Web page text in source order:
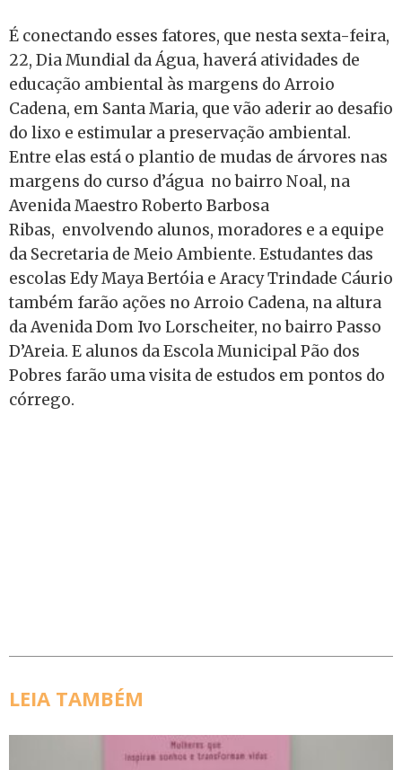
É conectando esses fatores, que nesta sexta-feira,
22, Dia Mundial da Água, haverá atividades de
educação ambiental às margens do Arroio
Cadena, em Santa Maria, que vão aderir ao desafio
do lixo e estimular a preservação ambiental.
Entre elas está o plantio de mudas de árvores nas
margens do curso d’água no bairro Noal, na
Avenida Maestro Roberto Barbosa
Ribas, envolvendo alunos, moradores e a equipe
da Secretaria de Meio Ambiente. Estudantes das
escolas Edy Maya Bertóia e Aracy Trindade Cáurio
também farão ações no Arroio Cadena, na altura
da Avenida Dom Ivo Lorscheiter, no bairro Passo
D’Areia. E alunos da Escola Municipal Pão dos
Pobres farão uma visita de estudos em pontos do
córrego.
LEIA TAMBÉM